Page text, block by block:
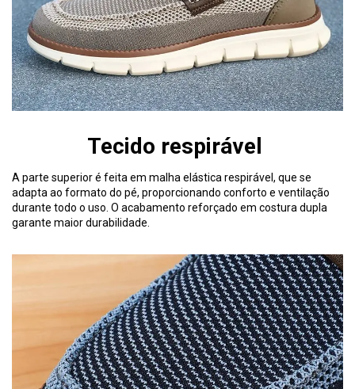
Tecido respirável
A parte superior é feita em malha elástica respirável, que se
adapta ao formato do pé, proporcionando conforto e ventilação
durante todo o uso. O acabamento reforçado em costura dupla
garante maior durabilidade.